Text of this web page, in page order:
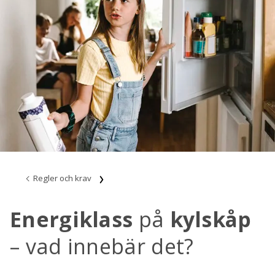
Regler och krav
Energiklass på kylskåp
– vad innebär det?